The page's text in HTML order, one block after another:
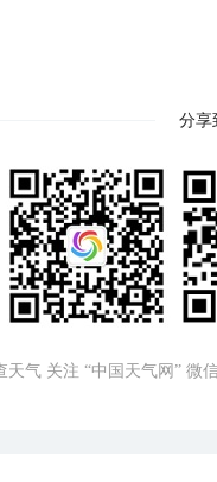
分享
天气 关注 “中国天气网” 微